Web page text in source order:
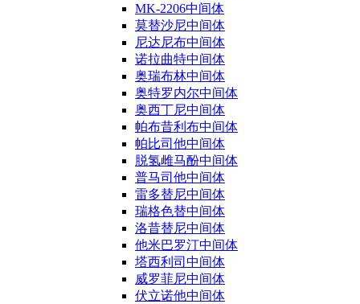
MK-2206中间体
莫替沙尼中间体
尼达尼布中间体
诺拉曲特中间体
奥瑞布林中间体
奥特罗内尔中间体
奥西丁尼中间体
帕布昔利布中间体
帕比司他中间体
脱氢雌马酚中间体
普马司他中间体
雷多替尼中间体
瑞格色替中间体
洛昔替尼中间体
他米巴罗汀中间体
塔西利司中间体
威罗菲尼中间体
伏立诺他中间体